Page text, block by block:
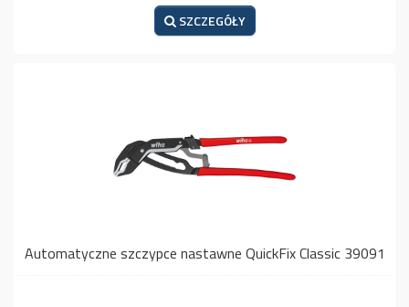
SZCZEGÓŁY
Automatyczne szczypce nastawne QuickFix Classic 39091